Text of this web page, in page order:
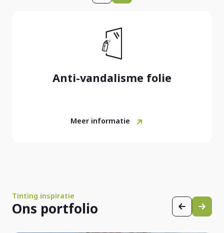
Anti-vandalisme folie
Meer informatie
Tinting inspiratie
Ons portfolio